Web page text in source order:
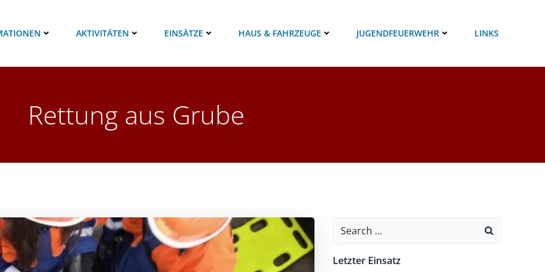
AKTIVITÄTEN EINSÄTZE HAUS & FAHRZEUGE JUGENDFEUERWEHR LINKS
Rettung aus Grube
Search
Letzter Einsatz